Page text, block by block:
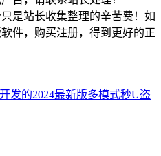
是站长收集整理的辛苦费！如
件，购买注册，得到更好的正
发的2024最新版多模式秒U盗